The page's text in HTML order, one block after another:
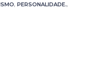
, PERSONALIDADE.,